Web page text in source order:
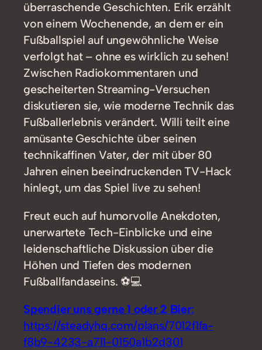
überraschende Geschichten. Erik erzählt
von einem Wochenende, an dem er ein
Fußballspiel auf ungewöhnliche Weise
verfolgt hat – ohne es wirklich zu sehen!
Zwischen Radiokommentaren und
gescheiterten Streaming-Versuchen
diskutieren sie, wie moderne Technik das
Fußballerlebnis verändert. Willi teilt eine
amüsante Geschichte über seinen
technikaffinen Vater, der mit über 80
Jahren einen beeindruckenden TV-Hack
hinlegt, um das Spiel live zu sehen!
Freut euch auf humorvolle Anekdoten,
unerwartete Tech-Einblicke und eine
leidenschaftliche Diskussion über die
Höhen und Tiefen des modernen
Fußballfandaseins. ⚽💻
Spendier uns gerne 1 oder 2 Bier:
https://steadyhq.com/plans/7012f1fa-
f8b9-4233-a711-0150a1b2d301